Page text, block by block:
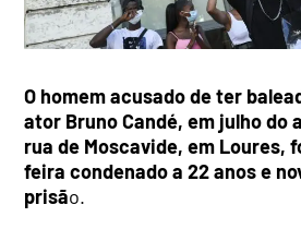
O homem acusado de ter
ator Bruno Candé, em julho do
rua de Moscavide, em Loures,
feira condenado a 22 anos e
prisão.